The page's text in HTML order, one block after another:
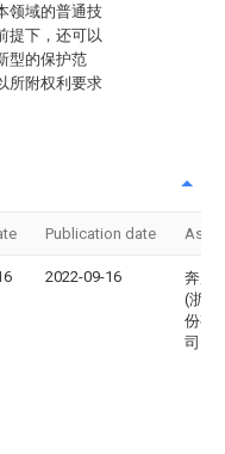
领域的普通技
提下，还可以
型的保护范
所附权利要求
Publication date
2022-09-16
奔腾
(浙江
份有
司